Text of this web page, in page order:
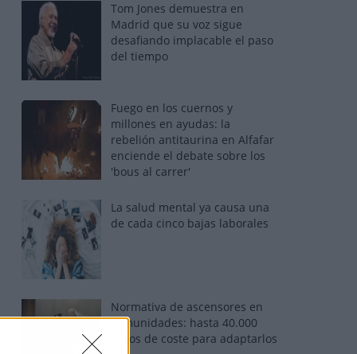
Tom Jones demuestra en
Madrid que su voz sigue
desafiando implacable el paso
del tiempo
Fuego en los cuernos y
millones en ayudas: la
rebelión antitaurina en Alfafar
enciende el debate sobre los
'bous al carrer'
La salud mental ya causa una
de cada cinco bajas laborales
Normativa de ascensores en
comunidades: hasta 40.000
euros de coste para adaptarlos